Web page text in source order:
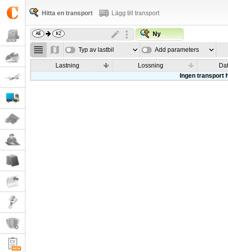
Hitta en transport Lägg till transport
Ny
Typ av lastbil Add parameters
Lastning Lossning
Ingen transport